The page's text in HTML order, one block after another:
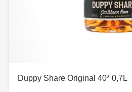
Duppy Share Original 40* 0,7L